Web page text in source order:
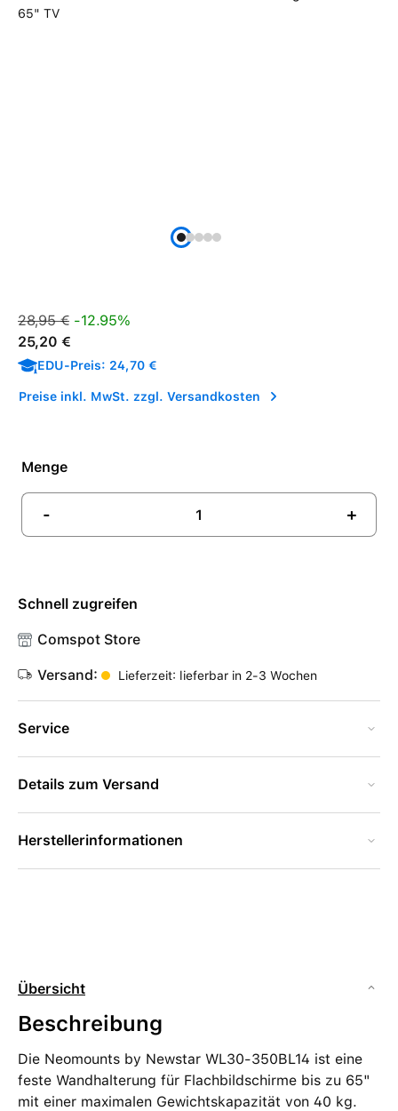
Verkaufspreis:
Regulärer Preis:
28,95 € -12.95%
25,20 €
EDU-Preis: 24,70 €
Preise inkl. MwSt. zzgl. Versandkosten
Menge
- +
Schnell zugreifen
Comspot Store
Versand: Lieferzeit: lieferbar in 2-3 Wochen
Service
Details zum Versand
Herstellerinformationen
Übersicht
Beschreibung
Die Neomounts by Newstar WL30-350BL14 ist eine
feste Wandhalterung für Flachbildschirme bis zu 65"
mit einer maximalen Gewichtskapazität von 40 kg.